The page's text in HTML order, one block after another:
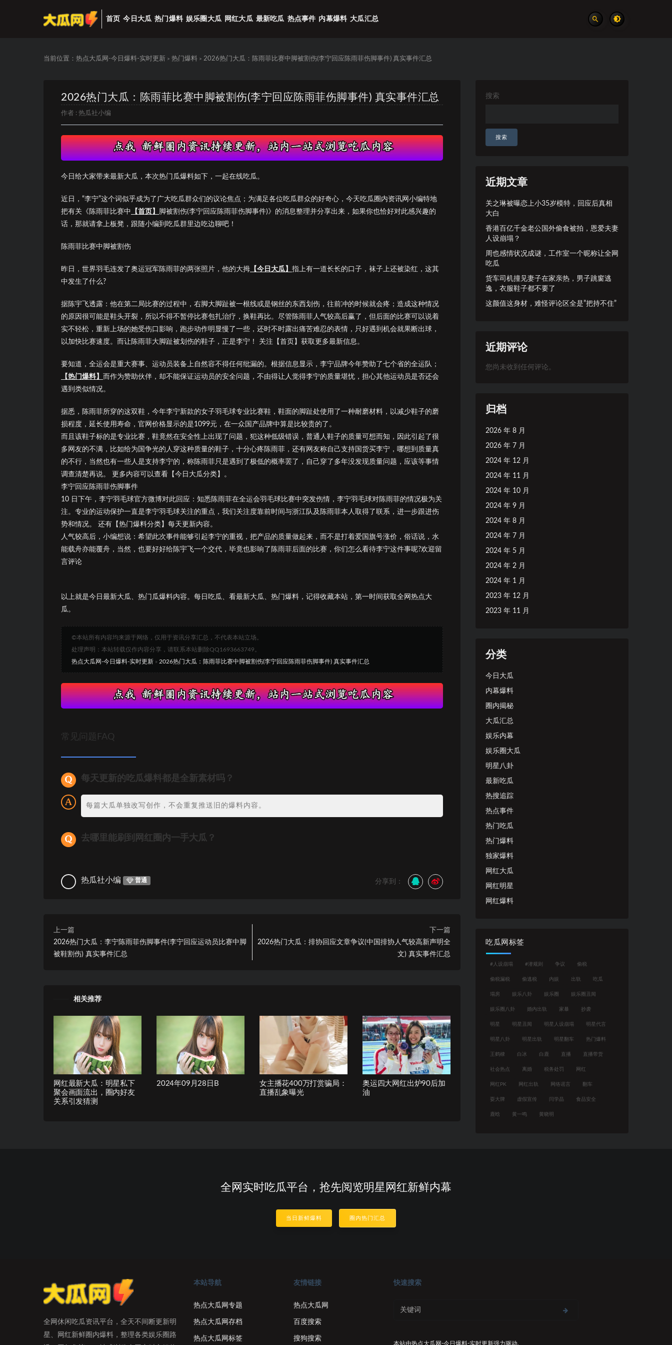
首页 今日大瓜 热门爆料 娱乐圈大瓜 网红大瓜 最新吃瓜 热点事件 内幕爆料 大瓜汇总
当前位置： 热点大瓜网-今日爆料-实时更新 > 热门爆料 > 2026热门大瓜：陈雨菲比赛中脚被割伤(李宁回应陈雨菲伤脚事件) 真实事件汇总
2026热门大瓜：陈雨菲比赛中脚被割伤(李宁回应陈雨菲伤脚事件) 真实事件汇总
作者 : 热瓜社小编
今日给大家带来最新大瓜，本次热门瓜爆料如下，一起在线吃瓜。
近日，“李宁”这个词似乎成为了广大吃瓜群众们的议论焦点；为满足各位吃瓜群众的好奇心，今天吃瓜圈内资讯网小编特地
把有关《陈雨菲比赛中
【首页】 脚被割伤(李宁回应陈雨菲伤脚事件)》的消息整理并分享出来，如果你也恰好对此感兴趣的
话，那就请拿上板凳，跟随小编到吃瓜群里边吃边聊吧！
陈雨菲比赛中脚被割伤
昨日，世界羽毛连发了奥运冠军陈雨菲的两张照片，他的大拇 【今日大瓜】 指上有一道长长的口子，袜子上还被染红，这其
中发生了什么?
据陈宇飞透露：他在第二局比赛的过程中，右脚大脚趾被一根线或是钢丝的东西划伤，往前冲的时候就会疼；造成这种情况
的原因很可能是鞋头开裂，所以不得不暂停比赛包扎治疗，换鞋再比。尽管陈雨菲人气较高后赢了，但后面的比赛可以说着
实不轻松，重新上场的她受伤口影响，跑步动作明显慢了一些，还时不时露出痛苦难忍的表情，只好遇到机会就果断出球，
以加快比赛速度。而让陈雨菲大脚趾被划伤的鞋子，正是李宁！ 关注【首页】获取更多最新信息。
要知道，全运会是重大赛事、运动员装备上自然容不得任何纰漏的。根据信息显示，李宁品牌今年赞助了七个省的全运队；
【热门爆料】 而作为赞助伙伴，却不能保证运动员的安全问题，不由得让人觉得李宁的质量堪忧，担心其他运动员是否还会
遇到类似情况。
据悉，陈雨菲所穿的这双鞋，今年李宁新款的女子羽毛球专业比赛鞋，鞋面的脚趾处使用了一种耐磨材料，以减少鞋子的磨
损程度，延长使用寿命，官网价格显示的是1099元，在一众国产品牌中算是比较贵的了。
而且该鞋子标的是专业比赛，鞋竟然在安全性上出现了问题，犯这种低级错误，普通人鞋子的质量可想而知，因此引起了很
多网友的不满，比如给为国争光的人穿这种质量的鞋子，十分心疼陈雨菲，还有网友称自己支持国货买李宁，哪想到质量真
的不行，当然也有一些人是支持李宁的，称陈雨菲只是遇到了极低的概率罢了，自己穿了多年没发现质量问题，应该等事情
调查清楚再说。 更多内容可以查看【今日大瓜分类】。
李宁回应陈雨菲伤脚事件
10 日下午，李宁羽毛球官方微博对此回应：知悉陈雨菲在全运会羽毛球比赛中突发伤情，李宁羽毛球对陈雨菲的情况极为关
注。专业的运动保护一直是李宁羽毛球关注的重点，我们关注度靠前时间与浙江队及陈雨菲本人取得了联系，进一步跟进伤
势和情况。 还有【热门爆料分类】每天更新内容。
人气较高后，小编想说：希望此次事件能够引起李宁的重视，把产品的质量做起来，而不是打着爱国旗号涨价，俗话说，水
能载舟亦能覆舟，当然，也要好好给陈宇飞一个交代，毕竟也影响了陈雨菲后面的比赛，你们怎么看待李宁这件事呢?欢迎留
言评论
以上就是今日最新大瓜、热门瓜爆料内容。每日吃瓜、看最新大瓜、热门爆料，记得收藏本站，第一时间获取全网热点大
瓜。
©本站所有内容均来源于网络，仅用于资讯分享汇总，不代表本站立场。
处理声明：本站转载仅作内容分享，请联系本站删除QQ1693663749。
热点大瓜网-今日爆料-实时更新 » 2026热门大瓜：陈雨菲比赛中脚被割伤(李宁回应陈雨菲伤脚事件) 真实事件汇总
常见问题FAQ
每天更新的吃瓜爆料都是全新素材吗？
每篇大瓜单独改写创作，不会重复推送旧的爆料内容。
去哪里能刷到网红圈内一手大瓜？
热瓜社小编 普通 分享到：
上一篇
2026热门大瓜：李宁陈雨菲伤脚事件(李宁回应运动员比赛中脚
被鞋割伤) 真实事件汇总
下一篇
2026热门大瓜：排协回应文章争议(中国排协人气较高新声明全
文) 真实事件汇总
相关推荐
网红最新大瓜：明星私下
聚会画面流出，圈内好友
关系引发猜测
2024年09月28日B
女主播花400万打赏骗局：
直播乱象曝光
奥运四大网红出炉90后加
油
搜索
搜索
近期文章
关之琳被曝恋上小35岁模特，回应后真相
大白
香港百亿千金老公国外偷食被拍，恩爱夫妻
人设崩塌？
周也感情状况成谜，工作室一个昵称让全网
吃瓜
货车司机撞见妻子在家亲热，男子跳窗逃
逸，衣服鞋子都不要了
这颜值这身材，难怪评论区全是”把持不住”
近期评论
您尚未收到任何评论。
归档
2026 年 8 月
2026 年 7 月
2024 年 12 月
2024 年 11 月
2024 年 10 月
2024 年 9 月
2024 年 8 月
2024 年 7 月
2024 年 5 月
2024 年 2 月
2024 年 1 月
2023 年 12 月
2023 年 11 月
分类
今日大瓜
内幕爆料
圈内揭秘
大瓜汇总
娱乐内幕
娱乐圈大瓜
明星八卦
最新吃瓜
热搜追踪
热点事件
热门吃瓜
热门爆料
独家爆料
网红大瓜
网红明星
网红爆料
吃瓜网标签
#人设崩塌 #潜规则 争议 偷税
偷税漏税 偷逃税 内娱 出轨 吃瓜
塌房 娱乐八卦 娱乐圈 娱乐圈丑闻
娱乐圈八卦 婚内出轨 家暴 抄袭
明星 明星丑闻 明星人设崩塌 明星代言
明星八卦 明星出轨 明星翻车 热门爆料
王鹤棣 白冰 白鹿 直播 直播带货
社会热点 离婚 税务处罚 网红
网红PK 网红出轨 网络谣言 翻车
耍大牌 虚假宣传 闫学晶 食品安全
鹿晗 黄一鸣 黄晓明
全网实时吃瓜平台，抢先阅览明星网红新鲜内幕
当日新鲜爆料 圈内热门汇总
全网休闲吃瓜资讯平台，全天不间断更新明
星、网红新鲜圈内爆料，整理各类娱乐圈路
本站导航
热点大瓜网专题
热点大瓜网存档
热点大瓜网标签
友情链接
热点大瓜网
百度搜索
搜狗搜索
快速搜索
本站由热点大瓜网-今日爆料-实时更新强力驱动,